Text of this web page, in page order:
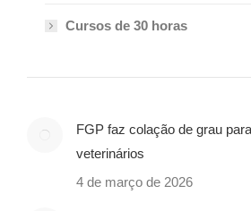
Cursos de 30 horas
FGP faz colação de grau
veterinários
4 de março de 2026